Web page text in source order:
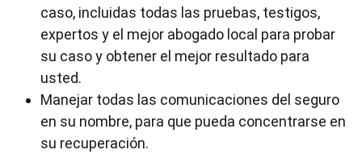
caso, incluidas todas las pruebas, testigos,
expertos y el mejor abogado local para probar
su caso y obtener el mejor resultado para
usted.
Manejar todas las comunicaciones del seguro
en su nombre, para que pueda concentrarse en
su recuperación.